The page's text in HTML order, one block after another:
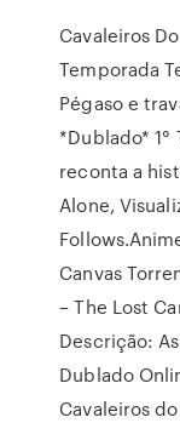
Cavaleiros
Temporada
Pégaso e
*Dublado* 1°
reconta a
Alone,
Canvas
– The Lost
Descrição:
Dublado
Cavaleiros